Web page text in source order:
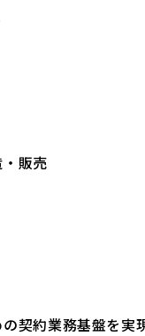
販売
契約業務基盤を実